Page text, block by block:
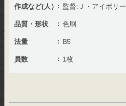
作成など(人） 監督:Ｊ・アイボリー
品質・形状 色刷
法量 B5
員数 1枚